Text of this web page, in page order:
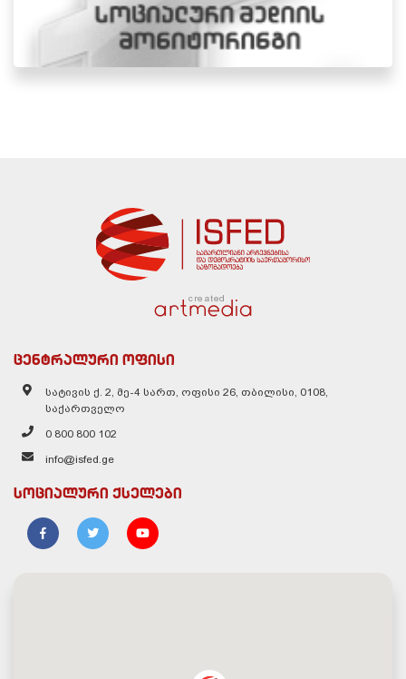
created
ცენტრალური ოფისი
სატივის ქ. 2, მე-4 სართ, ოფისი 26, თბილისი, 0108,
საქართველო
0 800 800 102
info@isfed.ge
სოციალური ქსელები